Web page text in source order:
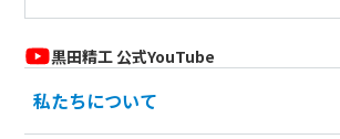
黒田精工 公式YouTube
私たちについて